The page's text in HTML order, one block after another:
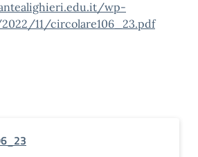
wp-
11/circolare106_23.pdf